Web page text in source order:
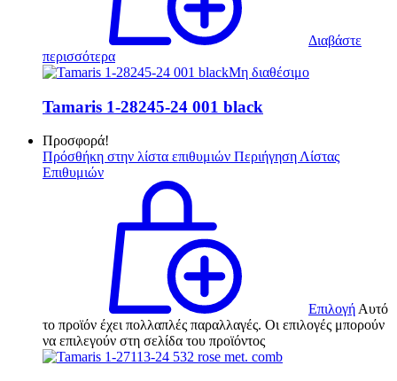
Διαβάστε
περισσότερα
Μη διαθέσιμο
Tamaris 1-28245-24 001 black
Προσφορά!
Πρόσθήκη στην λίστα επιθυμιών Περιήγηση Λίστας
Επιθυμιών
Επιλογή Αυτό
το προϊόν έχει πολλαπλές παραλλαγές. Οι επιλογές μπορούν
να επιλεγούν στη σελίδα του προϊόντος